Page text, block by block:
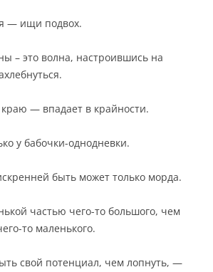
— ищи подвох.
– это волна, настроившись на
краю — впадает в крайности.
у бабочки-однодневки.
быть может только морда.
частью чего-то большого, чем
то маленького.
свой потенциал, чем лопнуть, —